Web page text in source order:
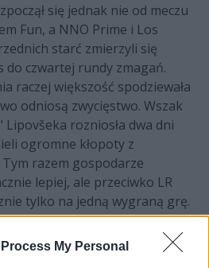
My Personal
się jednak nie od meczu
Fun, a NNO Prime i Los
starć zmierzyli się
do czwartej rundy zmagań.
raczej większość spodziewała
odniosą zwycięstwo. Wszak
rozniosła dwa dni
ogromne kłopoty z
razem gospodarze
lepiej, ale przeciwko LR
tylko na jedną wygraną grę.
słoweńskiego midlanera i
tym samym o krok od
NNO Cup.